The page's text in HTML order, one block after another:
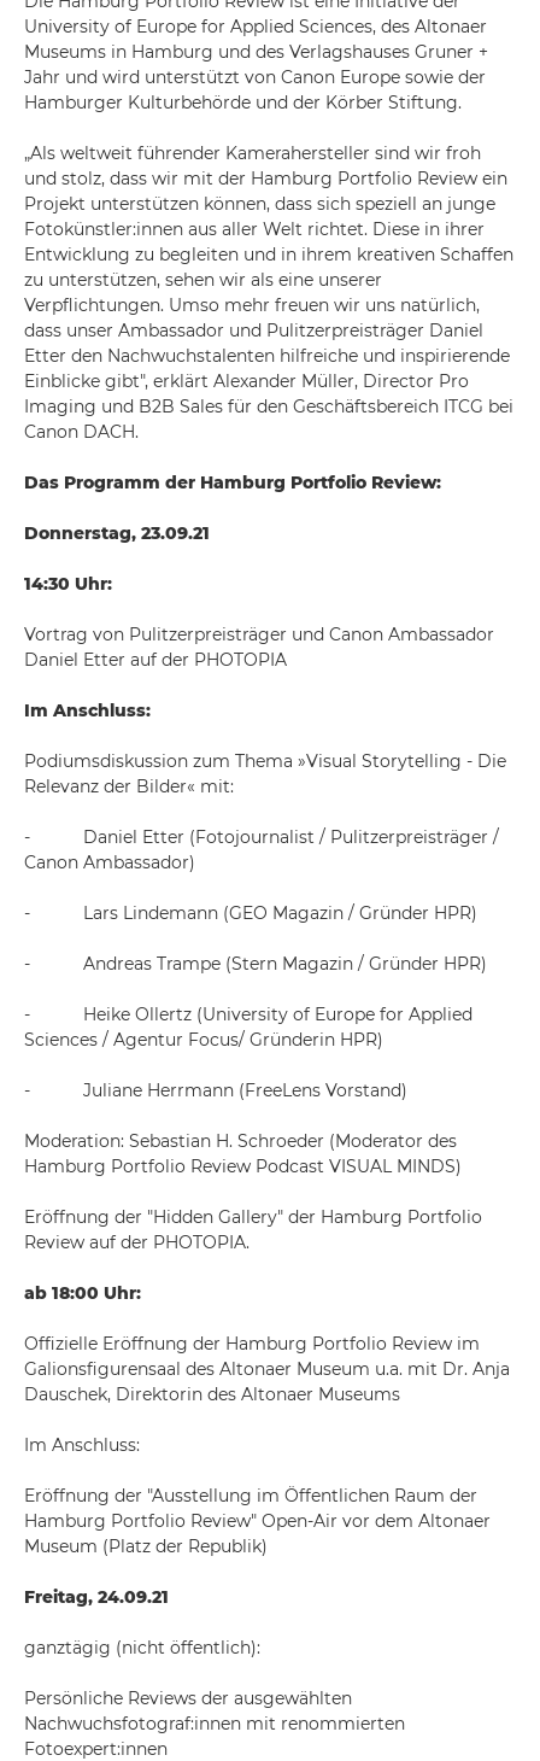
University of Europe for Applied Sciences, des Altonaer
Museums in Hamburg und des Verlagshauses Gruner +
Jahr und wird unterstützt von Canon Europe sowie der
Hamburger Kulturbehörde und der Körber Stiftung.
„Als weltweit führender Kamerahersteller sind wir froh
und stolz, dass wir mit der Hamburg Portfolio Review ein
Projekt unterstützen können, dass sich speziell an junge
Fotokünstler:innen aus aller Welt richtet. Diese in ihrer
Entwicklung zu begleiten und in ihrem kreativen Schaffen
zu unterstützen, sehen wir als eine unserer
Verpflichtungen. Umso mehr freuen wir uns natürlich,
dass unser Ambassador und Pulitzerpreisträger Daniel
Etter den Nachwuchstalenten hilfreiche und inspirierende
Einblicke gibt", erklärt Alexander Müller, Director Pro
Imaging und B2B Sales für den Geschäftsbereich ITCG bei
Canon DACH.
Das Programm der Hamburg Portfolio Review:
Donnerstag, 23.09.21
14:30 Uhr:
Vortrag von Pulitzerpreisträger und Canon Ambassador
Daniel Etter auf der PHOTOPIA
Im Anschluss:
Podiumsdiskussion zum Thema »Visual Storytelling - Die
Relevanz der Bilder« mit:
- Daniel Etter (Fotojournalist / Pulitzerpreisträger /
Canon Ambassador)
- Lars Lindemann (GEO Magazin / Gründer HPR)
- Andreas Trampe (Stern Magazin / Gründer HPR)
- Heike Ollertz (University of Europe for Applied
Sciences / Agentur Focus/ Gründerin HPR)
- Juliane Herrmann (FreeLens Vorstand)
Moderation: Sebastian H. Schroeder (Moderator des
Hamburg Portfolio Review Podcast VISUAL MINDS)
Eröffnung der "Hidden Gallery" der Hamburg Portfolio
Review auf der PHOTOPIA.
ab 18:00 Uhr:
Offizielle Eröffnung der Hamburg Portfolio Review im
Galionsfigurensaal des Altonaer Museum u.a. mit Dr. Anja
Dauschek, Direktorin des Altonaer Museums
Im Anschluss:
Eröffnung der "Ausstellung im Öffentlichen Raum der
Hamburg Portfolio Review" Open-Air vor dem Altonaer
Museum (Platz der Republik)
Freitag, 24.09.21
ganztägig (nicht öffentlich):
Persönliche Reviews der ausgewählten
Nachwuchsfotograf:innen mit renommierten
Fotoexpert:innen